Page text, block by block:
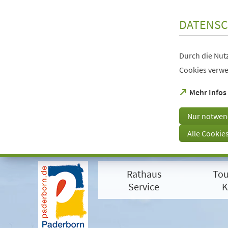
Visuelle
Assistenzsoftware
Durch die
Cookies
Mehr Infos
(Öffnet
einem
neuen
Tab)
Nur
Alle
Rathaus
Service